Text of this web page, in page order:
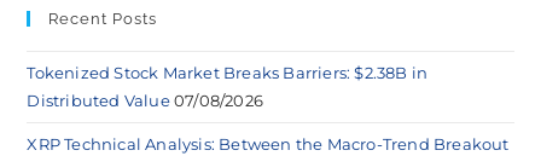
Recent Posts
Tokenized Stock Market Breaks Barriers: $2.38B in
Distributed Value 07/08/2026
XRP Technical Analysis: Between the Macro-Trend Breakout